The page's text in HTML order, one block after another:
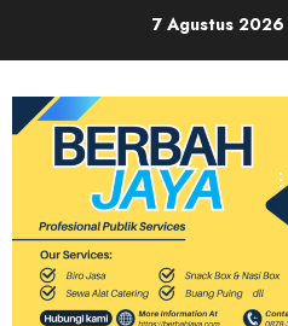
7 Agustus 2026